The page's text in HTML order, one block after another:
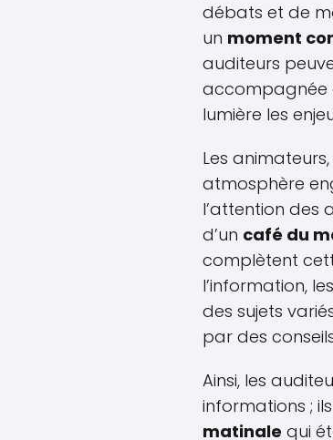
débats et de
un moment
auditeurs
accompagnée
lumière les
Les
atmosphère
l’attention des
d’un café du
complètent
l’information,
des sujets
par des
Ainsi, les
informations ;
matinale qui